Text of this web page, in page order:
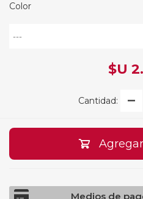
Color
$U
Cantidad:
Medios de